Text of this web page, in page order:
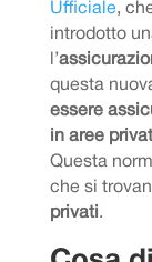
Ufficiale,
introdotto
l’
questa
essere
in aree
Questa
che si
privati .